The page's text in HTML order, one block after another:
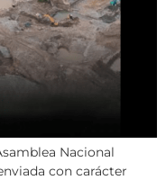
Nacional
con carácter